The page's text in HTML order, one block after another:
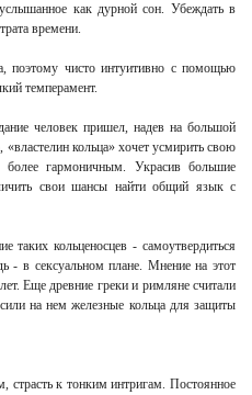
как дурной сон. Убеждать в
времени.
поэтому чисто интуитивно с помощью
темперамент.
человек пришел, надев на большой
«властелин кольца» хочет усмирить свою
более гармоничным. Украсив большие
свои шансы найти общий язык с
таких кольценосцев - самоутвердиться
- в сексуальном плане. Мнение на этот
Еще древние греки и римляне считали
на нем железные кольца для защиты
к тонким интригам. Постоянное